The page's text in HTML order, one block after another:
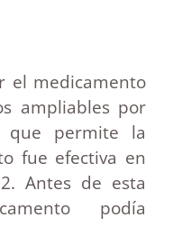
el medicamento
ampliables por
que permite la
fue efectiva en
Antes de esta
podía